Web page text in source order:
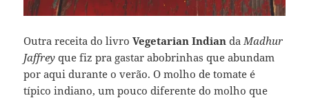
Outra receita do livroVegetarian Indian da Madhur
Jaffrey que fiz pra gastar abobrinhas que abundam
por aqui durante o verão. O molho de tomate é
típico indiano, um pouco diferente do molho que